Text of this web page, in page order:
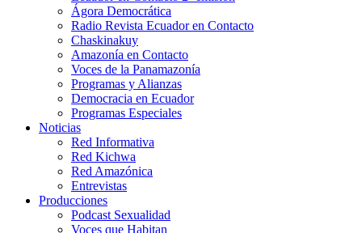
Ágora Democrática
Radio Revista Ecuador en Contacto
Chaskinakuy
Amazonía en Contacto
Voces de la Panamazonía
Programas y Alianzas
Democracia en Ecuador
Programas Especiales
Noticias
Red Informativa
Red Kichwa
Red Amazónica
Entrevistas
Producciones
Podcast Sexualidad
Voces que Habitan